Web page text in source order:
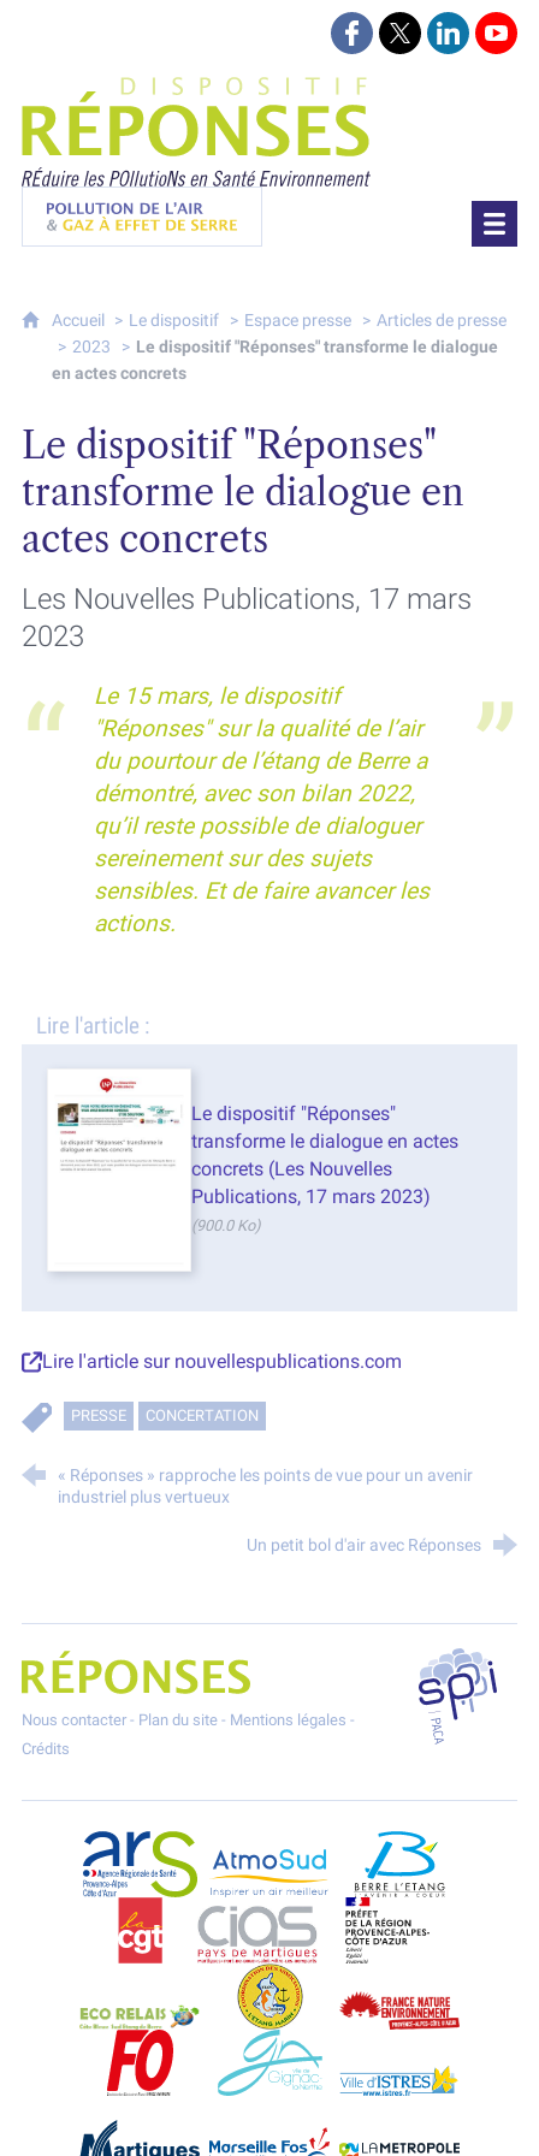
Pollution de l'air & gaz à effet de serre
Suivez-nous sur
Suivez-nous
Accueil Le dispositif Espace presse
Articles de presse
2023
Le dispositif "Réponses" transforme le dialogue
en actes concrets
Le dispositif "Réponses"
transforme le dialogue en
actes concrets
Les Nouvelles Publications, 17 mars
2023
Le 15 mars, le dispositif
"Réponses" sur la qualité de l’air
du pourtour de l’étang de Berre a
démontré, avec son bilan 2022,
qu’il reste possible de dialoguer
sereinement sur des sujets
sensibles. Et de faire avancer les
actions.
Lire l'article :
Le dispositif "Réponses"
transforme le dialogue en actes
concrets (Les Nouvelles
Publications, 17 mars 2023)
(900.0 Ko)
Lire l'article sur nouvellespublications.com
PRESSE CONCERTATION
« Réponses » rapproche les points de vue pour un avenir
industriel plus vertueux
Un petit bol d'air avec Réponses
Projet Réponses - Réduire les POllutioNs en Santé Environnement
Nous contacter- Plan du site- Mentions légales -
Crédits
SPPPI
ARS Paca AtmoSud Berre l'Etang
CIAS
Eco-Relais Côte BleueEtang marin
Force Ouvrière Gignac-la-Nerthe